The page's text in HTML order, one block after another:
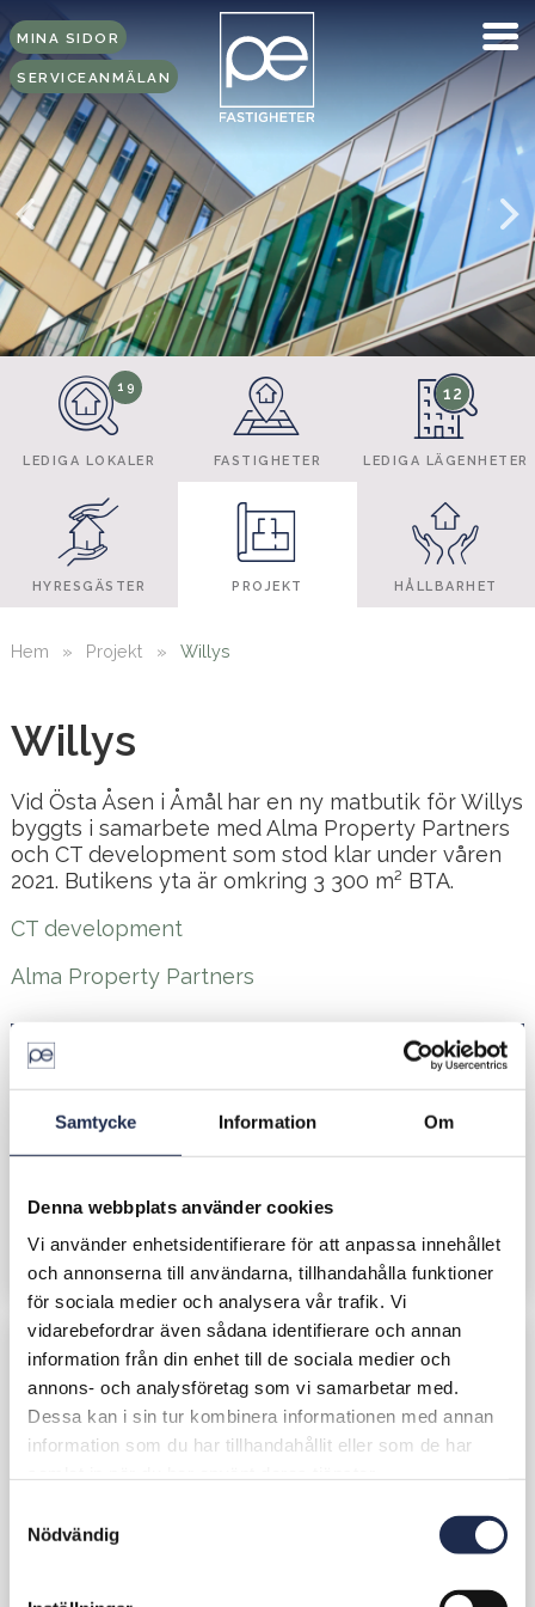
Samtycke Information Om
Denna webbplats använder cookies
Vi använder enhetsidentifierare för att anpassa innehållet
och annonserna till användarna, tillhandahålla funktioner
för sociala medier och analysera vår trafik. Vi
vidarebefordrar även sådana identifierare och annan
information från din enhet till de sociala medier och
annons- och analysföretag som vi samarbetar med.
Dessa kan i sin tur kombinera informationen med annan
information som du har tillhandahållit eller som de har
Nödvändig
SERVICEANMÄLAN
MINA SIDOR
LEDIGA LOKALER
19
FASTIGHETER LEDIGA LÄGENHETER
12
HYRESGÄSTER PROJEKT HÅLLBARHET
Hem » Projekt » Willys
Willys
Vid Östa Åsen i Åmål har en ny matbutik för Willys
byggts i samarbete med Alma Property Partners
och CT development som stod klar under våren
2021. Butikens yta är omkring 3 300 m² BTA.
CT development
Alma Property Partners
Fakta
Ort
Yta
Projektperiod
Uppdrag
Projektledning